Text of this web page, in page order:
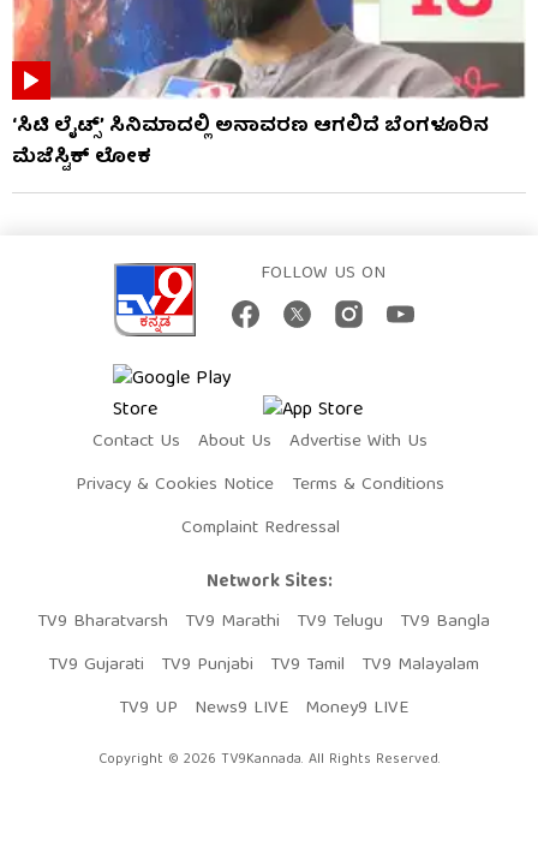
‘ಸಿಟಿ ಲೈಟ್ಸ್’ ಸಿನಿಮಾದಲ್ಲಿ ಅನಾವರಣ ಆಗಲಿದೆ ಬೆಂಗಳೂರಿನ
ಮೆಜೆಸ್ಟಿಕ್ ಲೋಕ
FOLLOW US ON
Contact Us About Us
Advertise With Us
Privacy & Cookies Notice
Terms & Conditions
Complaint Redressal
Network Sites:
TV9 Bharatvarsh
TV9 Marathi TV9 Telugu
TV9 Bangla
TV9 Gujarati
TV9 Punjabi TV9 Tamil
TV9 Malayalam
TV9 UP
News9 LIVE Money9 LIVE
Copyright © 2026 TV9Kannada. All Rights Reserved.